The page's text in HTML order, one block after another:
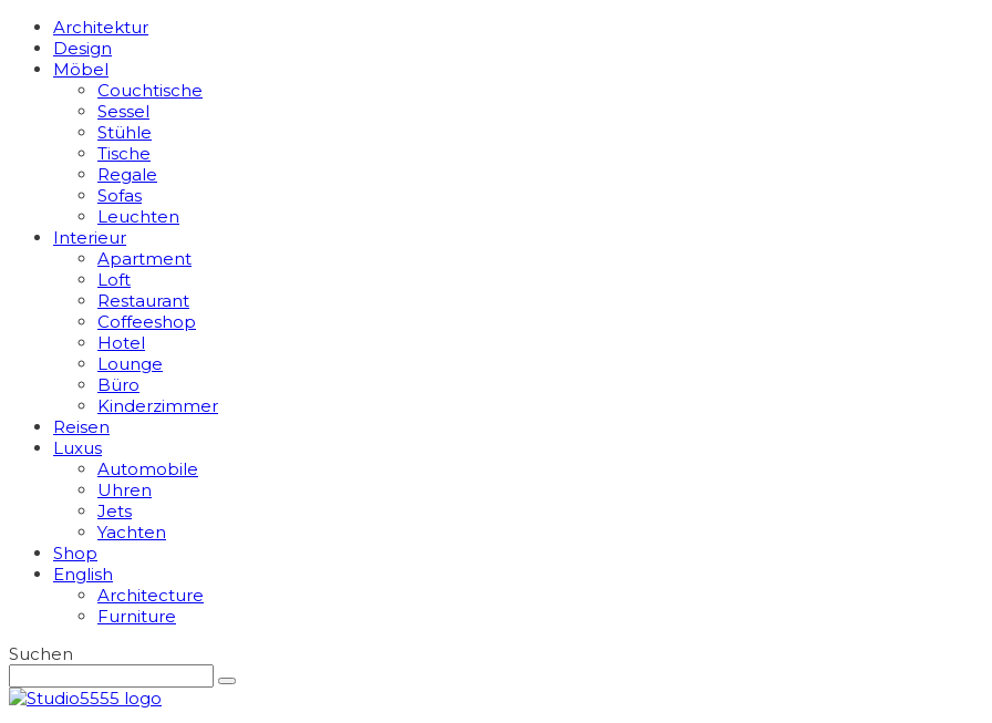
Architektur
Design
Möbel
Couchtische
Sessel
Stühle
Tische
Regale
Sofas
Leuchten
Interieur
Apart­ment
Loft
Restaurant
Coffeeshop
Hotel
Lounge
Büro
Kinderzimmer
Reisen
Luxus
Automobile
Uhren
Jets
Yachten
Shop
English
Architecture
Furniture
Suchen